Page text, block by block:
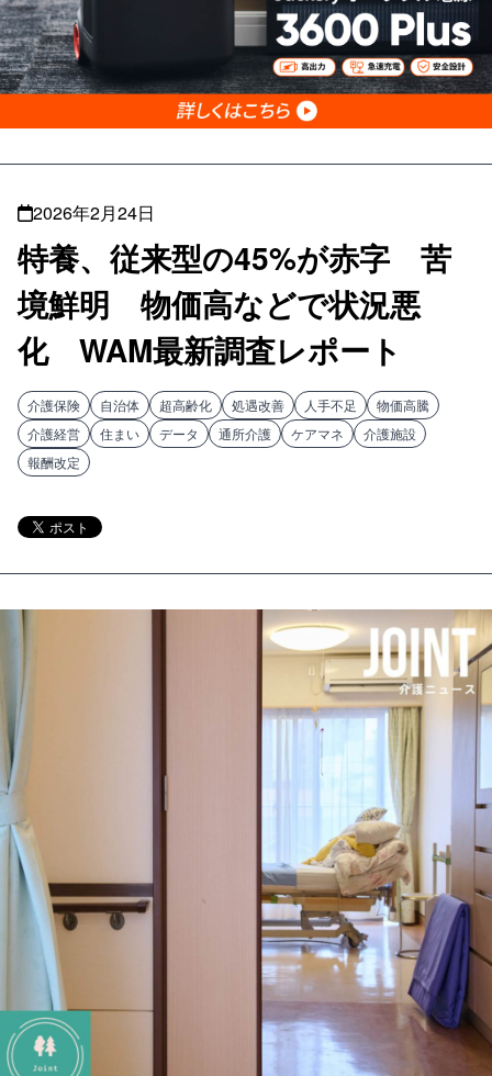
2026年2月24日
特養、従来型の45%が赤字 苦
境鮮明 物価高などで状況悪
化 WAM最新調査レポート
介護保険 自治体 超高齢化 処遇改善 人手不足
物価高騰
介護経営
住まい データ 通所介護 ケアマネ
介護施設
報酬改定